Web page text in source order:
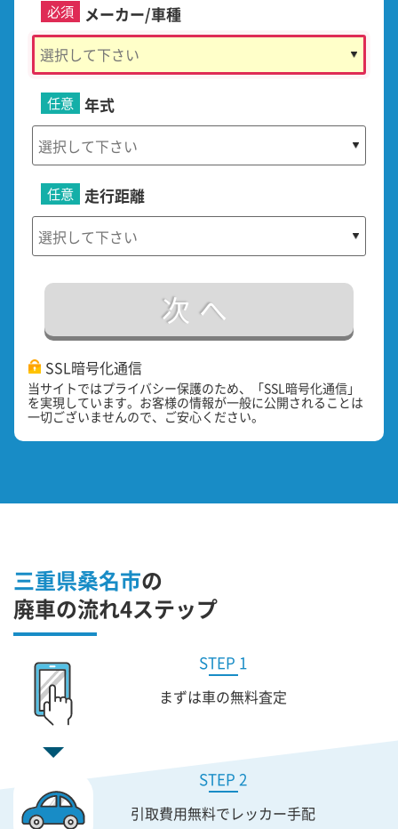
メーカー/車種
必須
年式
任意
走行距離
任意
次へ
SSL暗号化通信
当サイトではプライバシー保護のため、「SSL暗号化通信」
を実現しています。お客様の情報が一般に公開されることは
一切ございませんので、ご安心ください。
三重県桑名市の
廃車の流れ4ステップ
STEP 1
まずは車の無料査定
STEP 2
引取費用無料でレッカー手配